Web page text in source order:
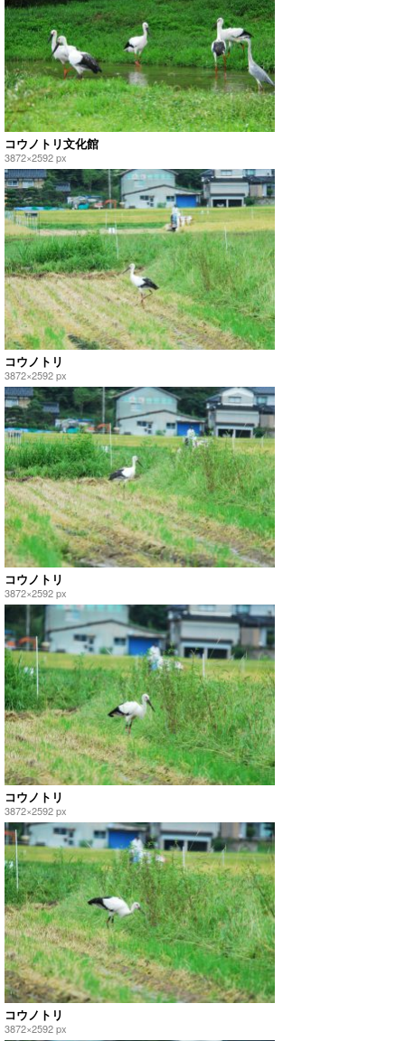
コウノトリ文化館
3872×2592 px
コウノトリ
3872×2592 px
コウノトリ
3872×2592 px
コウノトリ
3872×2592 px
コウノトリ
3872×2592 px